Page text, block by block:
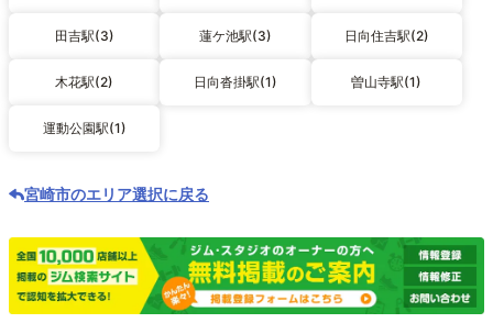
田吉駅(3) 蓮ケ池駅(3) 日向住吉駅(2)
木花駅(2) 日向沓掛駅(1) 曽山寺駅(1)
運動公園駅(1)
宮崎市のエリア選択に戻る